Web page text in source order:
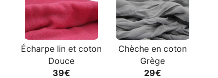
Écharpe lin et coton
Douce
39€
Chèche en coton
Grège
29€